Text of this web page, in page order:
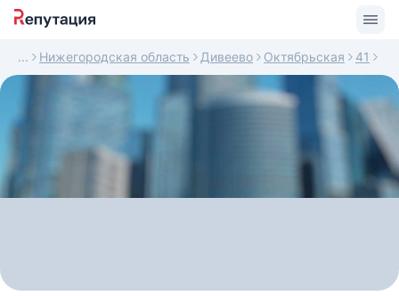
Нижегородская область Дивеево Октябрьская 41